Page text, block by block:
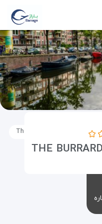
هتل دِ بورارد ونکوور The Burrard